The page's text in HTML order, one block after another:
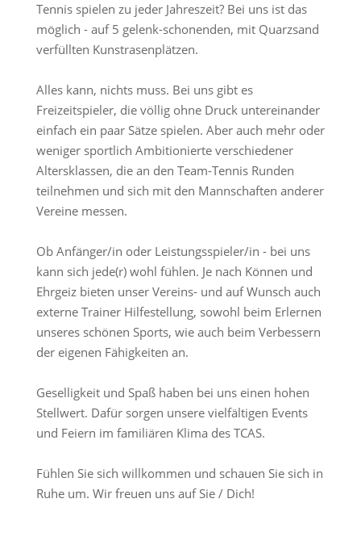
Tennis spielen zu jeder Jahreszeit? Bei uns ist das
möglich - auf 5 gelenk-schonenden, mit Quarzsand
verfüllten Kunstrasenplätzen.
Alles kann, nichts muss. Bei uns gibt es
Freizeitspieler, die völlig ohne Druck untereinander
einfach ein paar Sätze spielen. Aber auch mehr oder
weniger sportlich Ambitionierte verschiedener
Altersklassen, die an den Team-Tennis Runden
teilnehmen und sich mit den Mannschaften anderer
Vereine messen.
Ob Anfänger/in oder Leistungsspieler/in - bei uns
kann sich jede(r) wohl fühlen. Je nach Können und
Ehrgeiz bieten unser Vereins- und auf Wunsch auch
externe Trainer Hilfestellung, sowohl beim Erlernen
unseres schönen Sports, wie auch beim Verbessern
der eigenen Fähigkeiten an.
Geselligkeit und Spaß haben bei uns einen hohen
Stellwert. Dafür sorgen unsere vielfältigen Events
und Feiern im familiären Klima des TCAS.
Fühlen Sie sich willkommen und schauen Sie sich in
Ruhe um. Wir freuen uns auf Sie / Dich!